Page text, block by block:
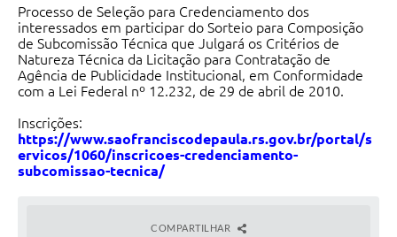
Contas Públicas
Publicações Legais
Casa do Trabalhador
UERGS - Universidade Estadual do RS
Processo de Seleção para Credenciamento dos
interessados em participar do Sorteio para Composição
de Subcomissão Técnica que Julgará os Critérios de
Natureza Técnica da Licitação para Contratação de
Agência de Publicidade Institucional, em Conformidade
com a Lei Federal nº 12.232, de 29 de abril de 2010.
Inscrições:
https://www.saofranciscodepaula.rs.gov.br/portal/s
ervicos/1060/inscricoes-credenciamento-
subcomissao-tecnica/
COMPARTILHAR